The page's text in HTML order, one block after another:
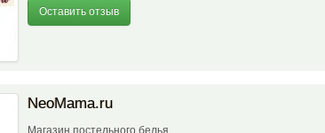
Оставить отзыв
NeoMama.ru
Магазин постельного белья.